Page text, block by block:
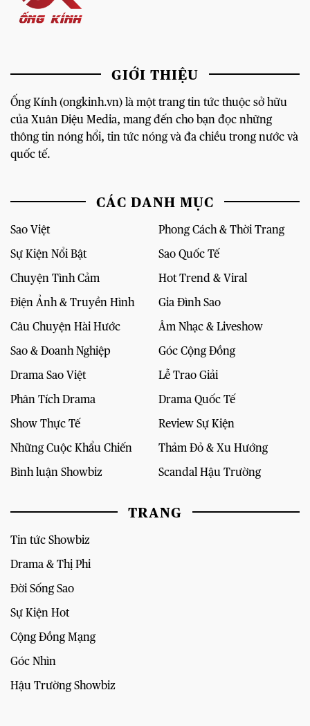
GIỚI THIỆU
Ống Kính (ongkinh.vn) là một trang tin tức thuộc sở hữu
của Xuân Diệu Media, mang đến cho bạn đọc những
thông tin nóng hổi, tin tức nóng và đa chiều trong nước và
quốc tế.
CÁC DANH MỤC
Sao Việt
Phong Cách & Thời Trang
Sự Kiện Nổi Bật
Sao Quốc Tế
Chuyện Tình Cảm
Hot Trend & Viral
Điện Ảnh & Truyền Hình
Gia Đình Sao
Câu Chuyện Hài Hước
Âm Nhạc & Liveshow
Sao & Doanh Nghiệp
Góc Cộng Đồng
Drama Sao Việt
Lễ Trao Giải
Phân Tích Drama
Drama Quốc Tế
Show Thực Tế
Review Sự Kiện
Những Cuộc Khẩu Chiến
Thảm Đỏ & Xu Hướng
Bình luận Showbiz
Scandal Hậu Trường
TRANG
Tin tức Showbiz
Drama & Thị Phi
Đời Sống Sao
Sự Kiện Hot
Cộng Đồng Mạng
Góc Nhìn
Hậu Trường Showbiz